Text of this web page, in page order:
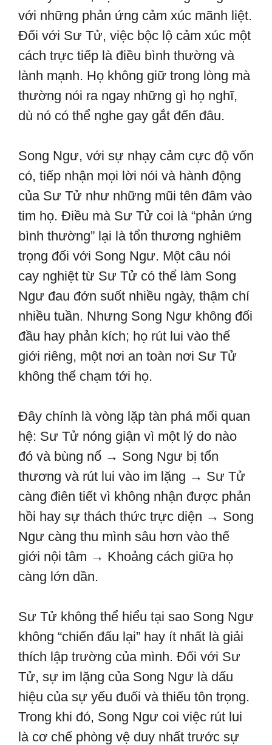
với những phản ứng cảm xúc mãnh liệt.
Đối với Sư Tử, việc bộc lộ cảm xúc một
cách trực tiếp là điều bình thường và
lành mạnh. Họ không giữ trong lòng mà
thường nói ra ngay những gì họ nghĩ,
dù nó có thể nghe gay gắt đến đâu.
Song Ngư, với sự nhạy cảm cực độ vốn
có, tiếp nhận mọi lời nói và hành động
của Sư Tử như những mũi tên đâm vào
tim họ. Điều mà Sư Tử coi là “phản ứng
bình thường” lại là tổn thương nghiêm
trọng đối với Song Ngư. Một câu nói
cay nghiệt từ Sư Tử có thể làm Song
Ngư đau đớn suốt nhiều ngày, thậm chí
nhiều tuần. Nhưng Song Ngư không đối
đầu hay phản kích; họ rút lui vào thế
giới riêng, một nơi an toàn nơi Sư Tử
không thể chạm tới họ.
Đây chính là vòng lặp tàn phá mối quan
hệ: Sư Tử nóng giận vì một lý do nào
đó và bùng nổ → Song Ngư bị tổn
thương và rút lui vào im lặng → Sư Tử
càng điên tiết vì không nhận được phản
hồi hay sự thách thức trực diện → Song
Ngư càng thu mình sâu hơn vào thế
giới nội tâm → Khoảng cách giữa họ
càng lớn dần.
Sư Tử không thể hiểu tại sao Song Ngư
không “chiến đấu lại” hay ít nhất là giải
thích lập trường của mình. Đối với Sư
Tử, sự im lặng của Song Ngư là dấu
hiệu của sự yếu đuối và thiếu tôn trọng.
Trong khi đó, Song Ngư coi việc rút lui
là cơ chế phòng vệ duy nhất trước sự